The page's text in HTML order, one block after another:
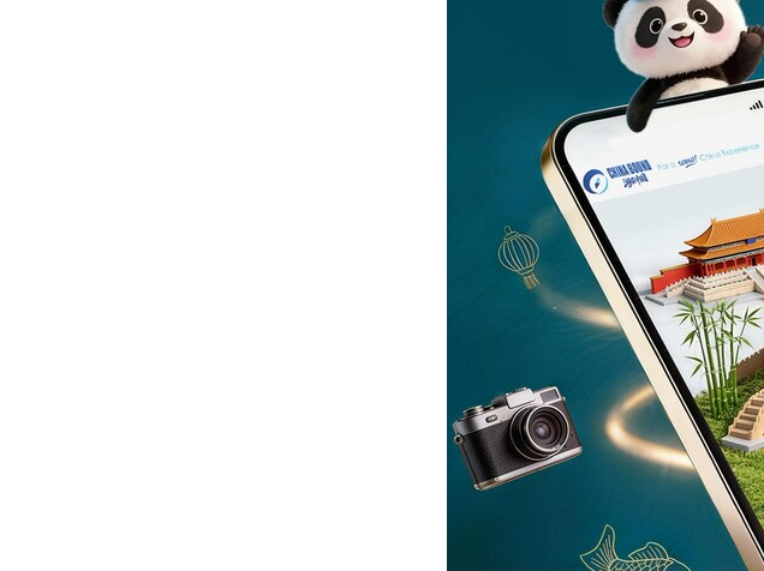
登入或註冊
輸入 Email 驗證碼